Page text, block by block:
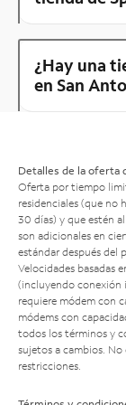
¿Hay una
en San
Detalles de la oferta
Oferta por tiempo
residenciales (que no
30 días) y que estén
son adicionales en
estándar después del
Velocidades basadas
(incluyendo conexión
requiere módem con
módems con
todos los términos y
sujetos a cambios. No
restricciones.